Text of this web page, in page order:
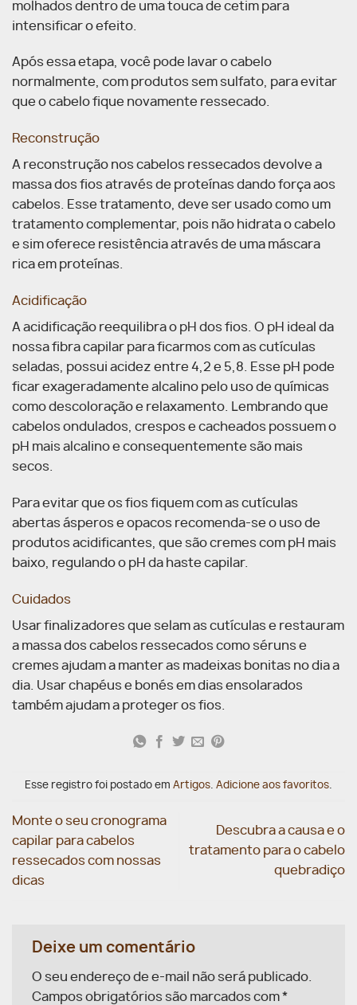
molhados dentro de uma touca de cetim para
intensificar o efeito.
Após essa etapa, você pode lavar o cabelo
normalmente, com produtos sem sulfato, para evitar
que o cabelo fique novamente ressecado.
Reconstrução
A reconstrução nos cabelos ressecados devolve a
massa dos fios através de proteínas dando força aos
cabelos. Esse tratamento, deve ser usado como um
tratamento complementar, pois não hidrata o cabelo
e sim oferece resistência através de uma máscara
rica em proteínas.
Acidificação
A acidificação reequilibra o pH dos fios. O pH ideal da
nossa fibra capilar para ficarmos com as cutículas
seladas, possui acidez entre 4,2 e 5,8. Esse pH pode
ficar exageradamente alcalino pelo uso de químicas
como descoloração e relaxamento. Lembrando que
cabelos ondulados, crespos e cacheados possuem o
pH mais alcalino e consequentemente são mais
secos.
Para evitar que os fios fiquem com as cutículas
abertas ásperos e opacos recomenda-se o uso de
produtos acidificantes, que são cremes com pH mais
baixo, regulando o pH da haste capilar.
Cuidados
Usar finalizadores que selam as cutículas e restauram
a massa dos cabelos ressecados como séruns e
cremes ajudam a manter as madeixas bonitas no dia a
dia. Usar chapéus e bonés em dias ensolarados
também ajudam a proteger os fios.
Esse registro foi postado em Artigos. Adicione aos favoritos.
Monte o seu cronograma
capilar para cabelos
ressecados com nossas
dicas
Descubra a causa e o
tratamento para o cabelo
quebradiço
Deixe um comentário
O seu endereço de e-mail não será publicado.
Campos obrigatórios são marcados com*